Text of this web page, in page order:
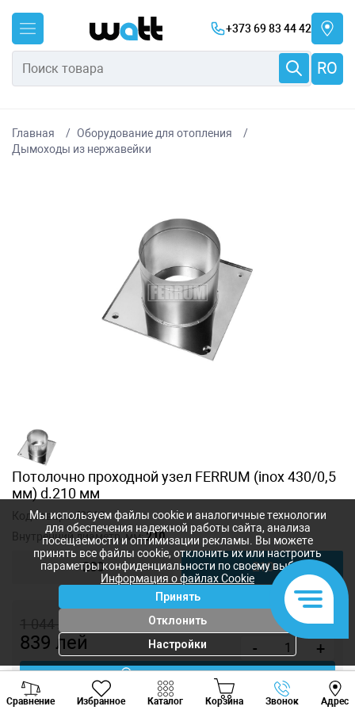
+373 69 83 44 42
RO
Главная
Оборудование для отопления
Дымоходы из нержавейки
Потолочно проходной узел FERRUM (inox 430/0,5
мм) d.210 мм
Код товара:f3313
Внутренний диаметр, мм:210
200 210
1 044лей
839 лей - +
Купить в 1 клик
Сравнение Избранное Каталог Корзина Звонок Адрес
Viber Whatsapp
Мы используем файлы cookie и аналогичные технологии
для обеспечения надежной работы сайта, анализа
посещаемости и оптимизации рекламы. Вы можете
принять все файлы cookie, отклонить их или настроить
параметры конфиденциальности по своему выбору.
Информация о файлах Cookie
Принять
Отклонить
Настройки